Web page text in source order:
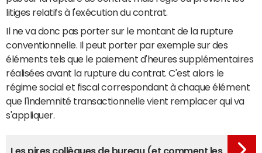
litiges relatifs à l'exécution du contrat.
Il ne va donc pas porter sur le montant de la rupture
conventionnelle. Il peut porter par exemple sur des
éléments tels que le paiement d'heures supplémentaires
réalisées avant la rupture du contrat. C'est alors le
régime social et fiscal correspondant à chaque élément
que l'indemnité transactionnelle vient remplacer qui va
s'appliquer.
Les pires collègues de bureau (et comment les